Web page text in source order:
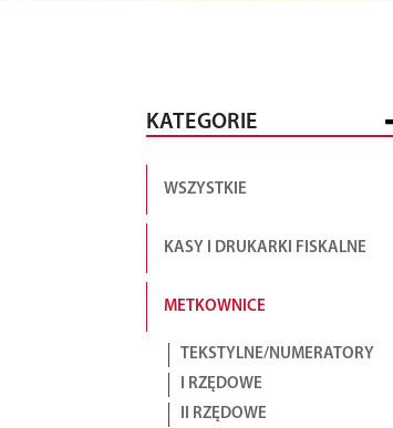
KATEGORIE
WSZYSTKIE
KASY I DRUKARKI FISKALNE
METKOWNICE
TEKSTYLNE/NUMERATORY
I RZĘDOWE
II RZĘDOWE